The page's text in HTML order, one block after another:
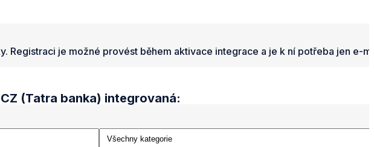
Registraci je možné provést během aktivace integrace a je k ní potřeba jen e-
(Tatra banka) integrovaná: